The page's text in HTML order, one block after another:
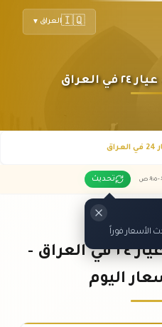
🇮🇶العراق ▼
العراق
٠٩:٠٥ ص تحديث
فوراً
سعر جرام الذهب عيار ٢٤ في العراق -
اليوم